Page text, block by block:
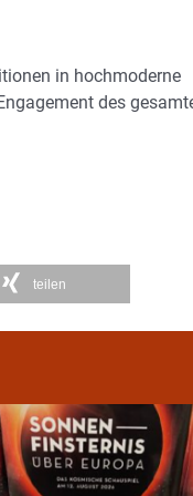
in hochmoderne
des
teilen